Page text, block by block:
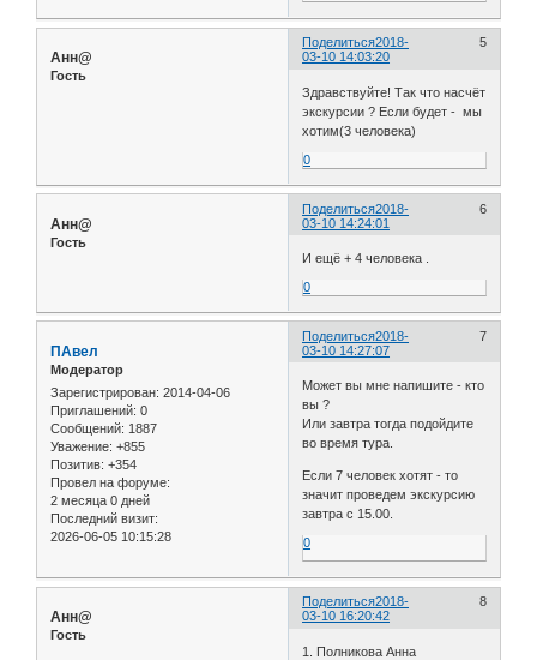
Поделиться 5
2018-
03-10 14:03:20
Анн@
Гость
Здравствуйте! Так что насчёт
экскурсии ? Если будет - мы
хотим(3 человека)
0
Поделиться 6
2018-
03-10 14:24:01
Анн@
Гость
И ещё + 4 человека .
0
Поделиться 7
2018-
03-10 14:27:07
ПАвел
Модератор
Зарегистрирован: 2014-04-06
Приглашений: 0
Сообщений: 1887
Уважение: +855
Позитив: +354
Провел на форуме:
2 месяца 0 дней
Последний визит:
2026-06-05 10:15:28
Может вы мне напишите - кто
вы ?
Или завтра тогда подойдите
во время тура.
Если 7 человек хотят - то
значит проведем экскурсию
завтра с 15.00.
0
Поделиться 8
2018-
03-10 16:20:42
Анн@
Гость
1. Полникова Анна